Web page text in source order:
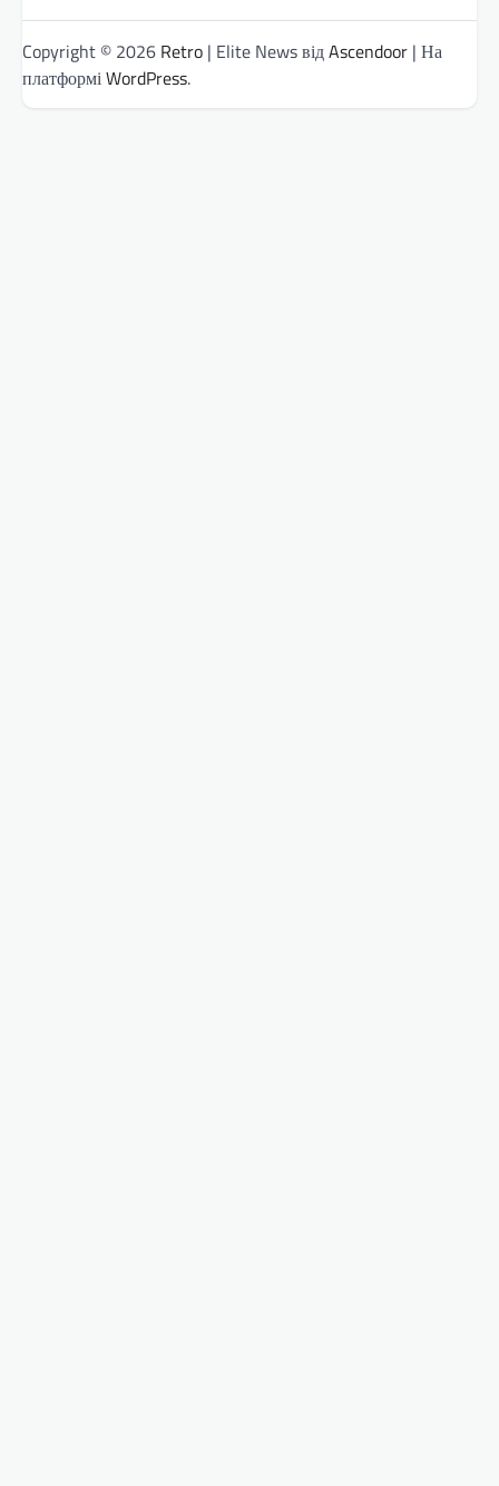
Copyright © 2026 Retro | Elite News відAscendoor | На
платформіWordPress.